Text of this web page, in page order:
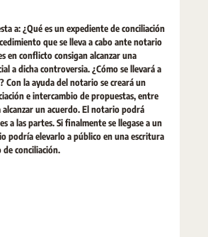
a: ¿Qué es un expediente de conciliación
que se lleva a cabo ante notario
en conflicto consigan alcanzar una
a dicha controversia. ¿Cómo se llevará a
Con la ayuda del notario se creará un
e intercambio de propuestas, entre
alcanzar un acuerdo. El notario podrá
a las partes. Si finalmente se llegase a un
podría elevarlo a público en una escritura
de conciliación.